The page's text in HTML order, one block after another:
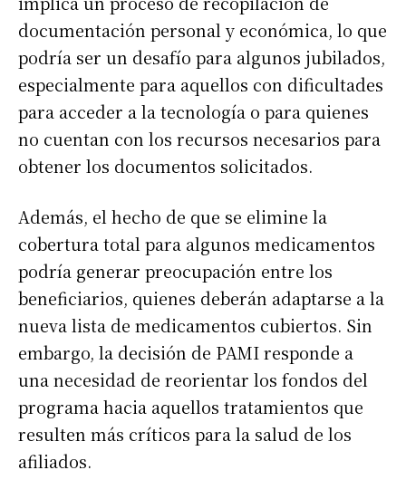
documentación personal y económica, lo que
podría ser un desafío para algunos jubilados,
especialmente para aquellos con dificultades
para acceder a la tecnología o para quienes
no cuentan con los recursos necesarios para
obtener los documentos solicitados.
Además, el hecho de que se elimine la
cobertura total para algunos medicamentos
podría generar preocupación entre los
beneficiarios, quienes deberán adaptarse a la
nueva lista de medicamentos cubiertos. Sin
embargo, la decisión de PAMI responde a
una necesidad de reorientar los fondos del
programa hacia aquellos tratamientos que
resulten más críticos para la salud de los
afiliados.